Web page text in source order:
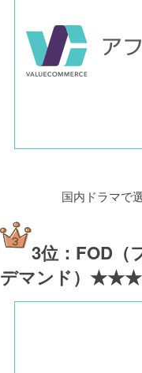
国内ドラマで
3位：FOD（
デマンド）